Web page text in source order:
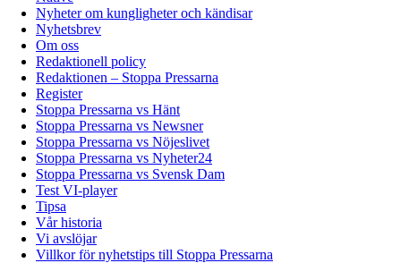
Nyheter om kungligheter och kändisar
Nyhetsbrev
Om oss
Redaktionell policy
Redaktionen – Stoppa Pressarna
Register
Stoppa Pressarna vs Hänt
Stoppa Pressarna vs Newsner
Stoppa Pressarna vs Nöjeslivet
Stoppa Pressarna vs Nyheter24
Stoppa Pressarna vs Svensk Dam
Test VI-player
Tipsa
Vår historia
Vi avslöjar
Villkor för nyhetstips till Stoppa Pressarna